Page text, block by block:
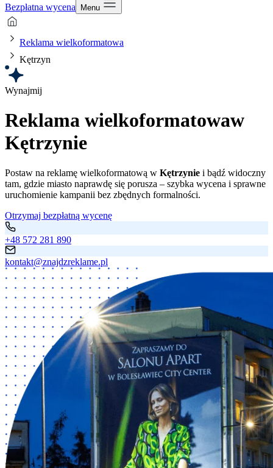
Bezpłatna wycena Menu
Reklama wielkoformatowa
Kętrzyn
Wynajmij
Reklama wielkoformatowaw
Kętrzynie
Postaw na reklamę wielkoformatową w Kętrzynie i bądź widoczny
tam, gdzie miasto naprawdę się porusza – szybka wycena i sprawne
uruchomienie kampanii bez zbędnych formalności.
Otrzymaj bezpłatną wycenę
+48 572 281 890
kontakt@znajdzreklame.pl